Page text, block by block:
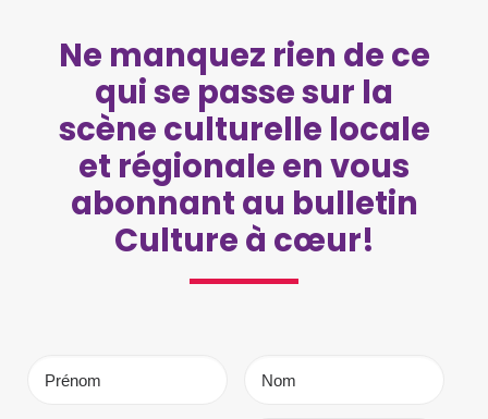
Ne manquez rien de ce
qui se passe sur la
scène culturelle locale
et régionale en vous
abonnant au bulletin
Culture à cœur!